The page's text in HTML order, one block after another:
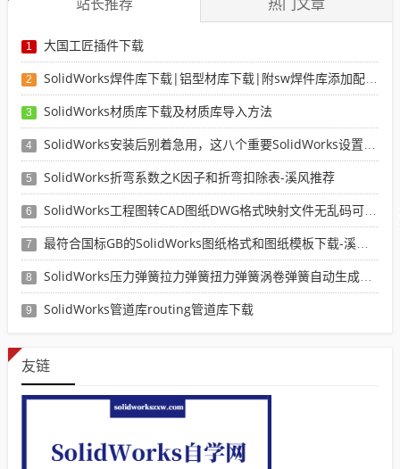
站长推荐 热门文章
1 大国工匠插件下载
2 SolidWorks焊件库下载|铝型材库下载|附sw焊件库添加配置使用教程
3 SolidWorks材质库下载及材质库导入方法
4 SolidWorks安装后别着急用，这八个重要SolidWorks设置可以提高你的画图效率
5 SolidWorks折弯系数之K因子和折弯扣除表-溪风推荐
6 SolidWorks工程图转CAD图纸DWG格式映射文件无乱码可分层-溪风亲测推荐
7 最符合国标GB的SolidWorks图纸格式和图纸模板下载-溪风专用版
8 SolidWorks压力弹簧拉力弹簧扭力弹簧涡卷弹簧自动生成宏程序下载
9 SolidWorks管道库routing管道库下载
友链